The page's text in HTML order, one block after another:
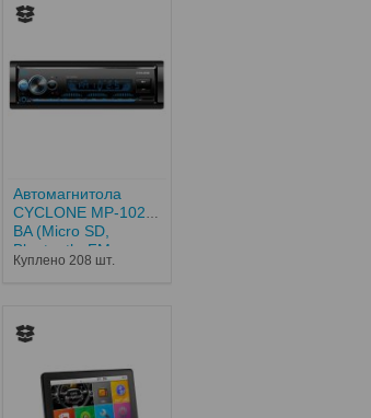
Автомагнитола
CYCLONE MP-1024
BA (Micro SD,
Bluetooth, FM,
USB,12...
Куплено 208 шт.